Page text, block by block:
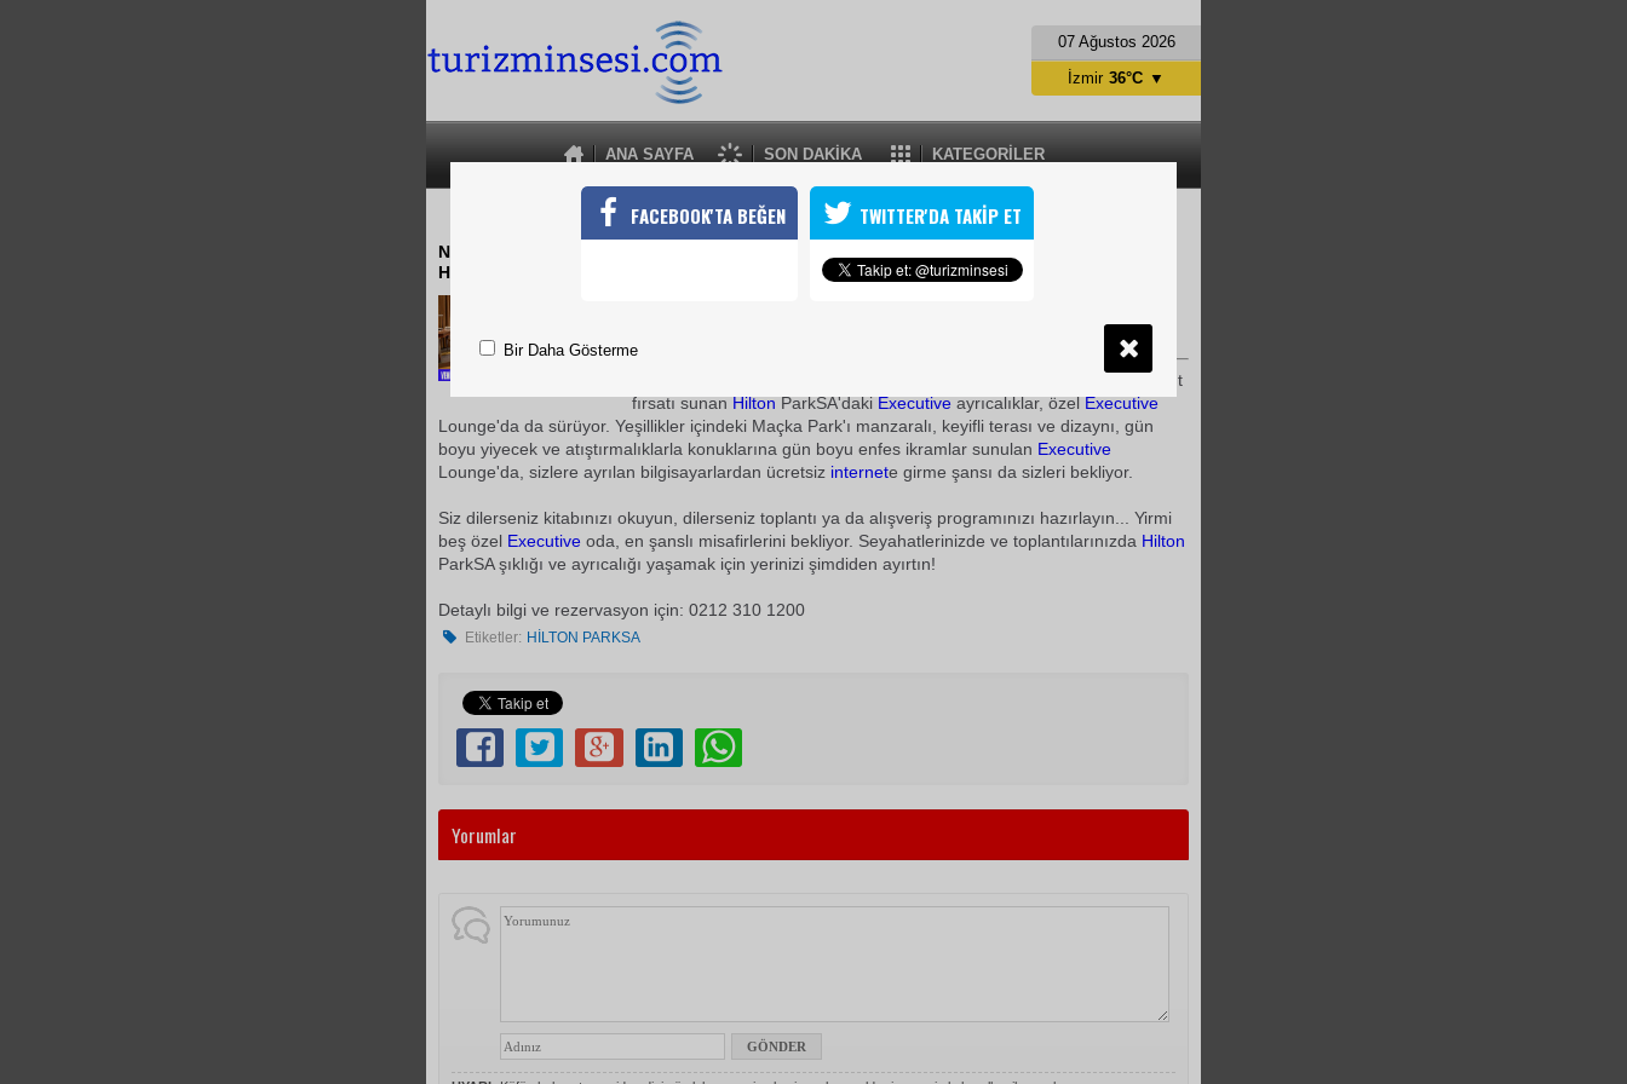
07 Ağustos 2026
ANA SAYFA SON DAKİKA KATEGORİLER
İzmir 36°C ▼
HİLTON PARKSADA EXECUTIVE ŞIKLIK!
Nişantaşı'ndaki konumu ile en çok tercih edilen iş ve eğitim otelleri arasında yer alan
Hilton ParkSA'da Executive Kat ve Lounge ayrıcalığını yaşamaya ne dersiniz?
eden konukları için, hızlı check-in ve check-out
fırsatı sunanHiltonParkSA'dakiExecutiveayrıcalıklar, özelExecutive
Lounge'da da sürüyor. Yeşillikler içindeki Maçka Park'ı manzaralı, keyifli terası ve dizaynı, gün
boyu yiyecek ve atıştırmalıklarla konuklarına gün boyu enfes ikramlar sunulan Executive
Lounge'da, sizlere ayrılan bilgisayarlardan ücretsiz internete girme şansı da sizleri bekliyor.
Siz dilerseniz kitabınızı okuyun, dilerseniz toplantı ya da alışveriş programınızı hazırlayın... Yirmi
beş özel Executive oda, en şanslı misafirlerini bekliyor. Seyahatlerinizde ve toplantılarınızda Hilton
ParkSA şıklığı ve ayrıcalığı yaşamak için yerinizi şimdiden ayırtın!
Detaylı bilgi ve rezervasyon için: 0212 310 1200
Etiketler: HİLTON PARKSA
Yorumlar
FACEBOOK'TA BEĞEN TWITTER'DA TAKİP ET
Bir Daha Gösterme